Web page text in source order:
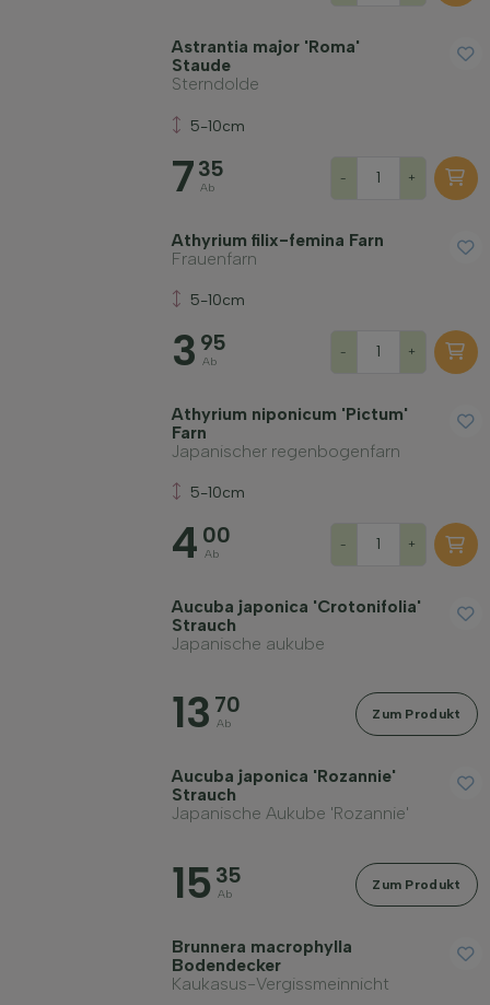
Astrantia major 'Roma'
Staude
Sterndolde
5-10cm
7 35
Ab
- +
Athyrium filix-femina Farn
Frauenfarn
5-10cm
3 95
Ab
- +
Athyrium niponicum 'Pictum'
Farn
Japanischer regenbogenfarn
5-10cm
4 00
Ab
- +
Aucuba japonica 'Crotonifolia'
Strauch
Japanische aukube
13 70
Ab
Zum Produkt
Aucuba japonica 'Rozannie'
Strauch
Japanische Aukube 'Rozannie'
15 35
Ab
Zum Produkt
Brunnera macrophylla
Bodendecker
Kaukasus-Vergissmeinnicht